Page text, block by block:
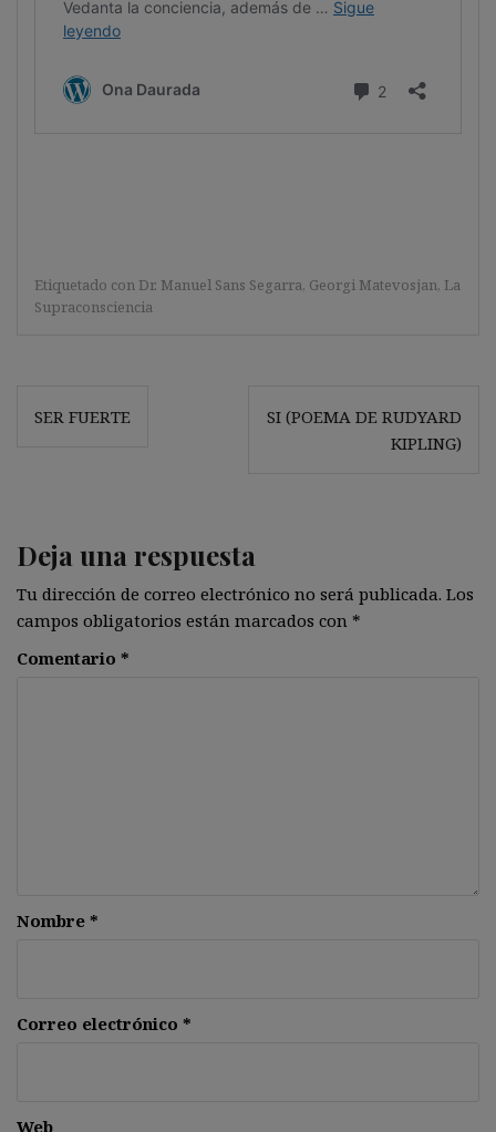
Etiquetado con Dr. Manuel Sans Segarra, Georgi Matevosjan, La
Supraconsciencia
Navegación
SER FUERTE
SI (POEMA DE RUDYARD
KIPLING)
Deja una respuesta
Tu dirección de correo electrónico no será publicada. Los
campos obligatorios están marcados con *
Comentario *
Nombre *
Correo electrónico *
Web